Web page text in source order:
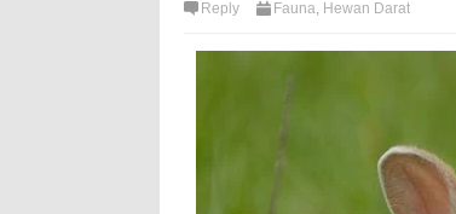
Reply Fauna Hewan Darat